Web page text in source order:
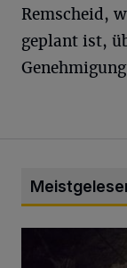
Remscheid,
geplant ist,